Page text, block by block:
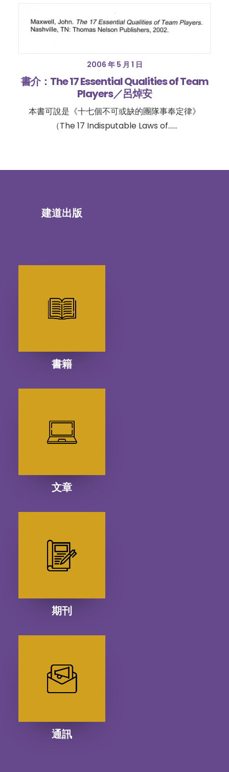
2006 年 5 月 1 日
書介：The 17 Essential Qualities of Team
Players／呂焯安
本書可說是《十七個不可或缺的團隊事奉定律》
（The 17 Indisputable Laws of……
建道出版
書籍
文章
期刊
通訊